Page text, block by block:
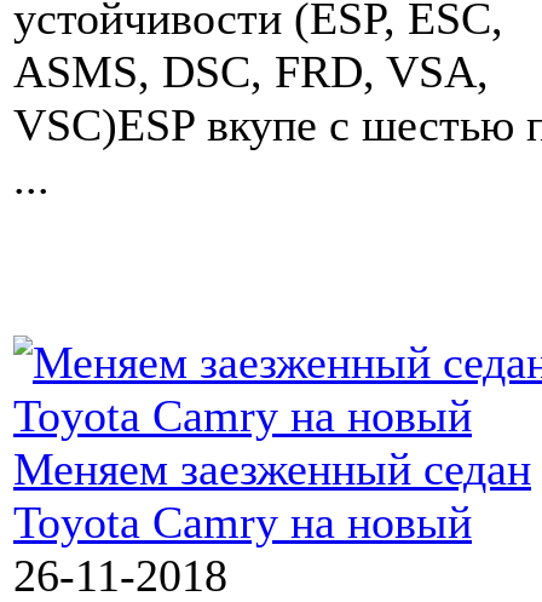
устойчивости (ESP, ESC,
ASMS, DSC, FRD, VSA,
VSC)ESP вкупе с шестью
...
Меняем заезженный седан
Toyota Camry на новый
26-11-2018